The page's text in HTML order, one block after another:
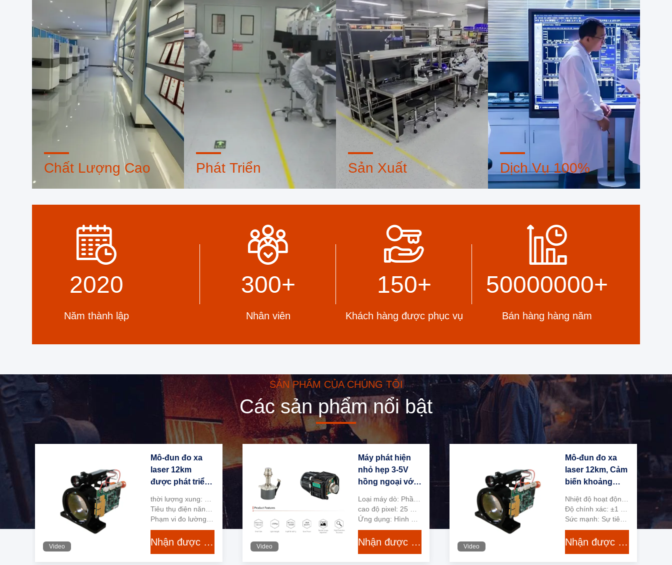
Chất Lượng Cao
dụng, RoSH và đánh giá khả năng
soát chất lượng nghiêm ngặt và
phòng thí nghiệm thử nghiệm
chuyên nghiệp.
Phát Triển
và xưởng máy móc tiên tiến. Chúng
sản phẩm mà bạn cần.
Sản Xuất
kiểm soát quy trình nghiêm ngặt.
thiết bị đầu cuối điện ngoài nhu cầu
Dịch Vụ 100%
FOB, CIF, DDU và DDP. Hãy để
tốt nhất cho tất cả những lo ngại
2020
Năm thành lập
300+
Nhân viên
150+
Khách hàng được phục vụ
50000000+
Bán hàng hàng năm
SẢN PHẨM CỦA CHÚNG TÔI
Các sản phẩm nổi bật
Video
Mô-đun đo xa
laser 12km
được phát triển
36v, Hướng dẫn
quang học, Độ
chính xác:≤±3m
((RMS)
Nhận được giá tốt nhất Video
Máy phát hiện
nhỏ hẹp 3-5V
hồng ngoại với
micron pixel
Nhận được giá tốt nhất Video
Mô-đun đo xa
laser 12km, Cảm
biến khoảng
xác cao với độ
chính xác ± 2m,
Máy đo xa cầm
tay / Kính thiên
văn
Nhận được giá tốt nhất